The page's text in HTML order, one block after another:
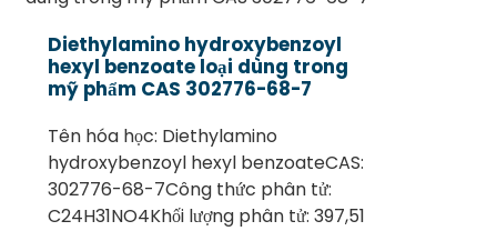
Diethylamino hydroxybenzoyl
hexyl benzoate loại dùng trong
mỹ phẩm CAS 302776-68-7
Tên hóa học: Diethylamino
hydroxybenzoyl hexyl benzoateCAS:
302776-68-7Công thức phân tử:
C24H31NO4Khối lượng phân tử: 397,51